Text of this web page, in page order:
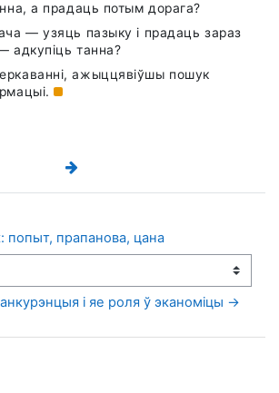
а прадаць потым дорага?
— узяць пазыку і прадаць зараз
адкупіць танна?
ажыццявіўшы пошук
попыт, прапанова, цана
і яе роля ў эканоміцы →